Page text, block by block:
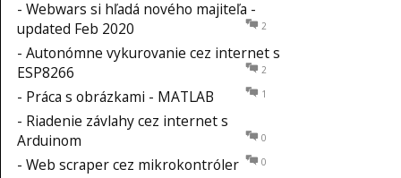
- Webwars si hľadá nového majiteľa -
updated Feb 2020
2
- Autonómne vykurovanie cez internet s
ESP8266
2
- Práca s obrázkami - MATLAB 1
- Riadenie závlahy cez internet s
Arduinom
0
- Web scraper cez mikrokontróler 0